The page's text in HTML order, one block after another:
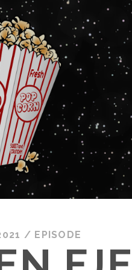
/ EPISODE